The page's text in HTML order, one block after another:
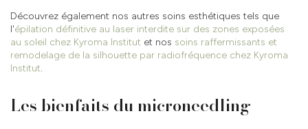
Découvrez également nos autres soins esthétiques tels que
l'épilation définitive au laser interdite sur des zones exposées
au soleil chez Kyroma Institut et nos soins raffermissants et
remodelage de la silhouette par radiofréquence chez Kyroma
Institut.
Les bienfaits du microneedling